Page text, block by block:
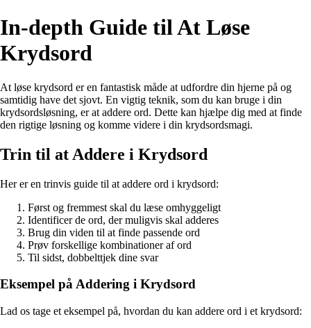
In-depth Guide til At Løse
Krydsord
At løse krydsord er en fantastisk måde at udfordre din hjerne på og
samtidig have det sjovt. En vigtig teknik, som du kan bruge i din
krydsordsløsning, er at addere ord. Dette kan hjælpe dig med at finde
den rigtige løsning og komme videre i din krydsordsmagi.
Trin til at Addere i Krydsord
Her er en trinvis guide til at addere ord i krydsord:
Først og fremmest skal du læse omhyggeligt
Identificer de ord, der muligvis skal adderes
Brug din viden til at finde passende ord
Prøv forskellige kombinationer af ord
Til sidst, dobbelttjek dine svar
Eksempel på Addering i Krydsord
Lad os tage et eksempel på, hvordan du kan addere ord i et krydsord: